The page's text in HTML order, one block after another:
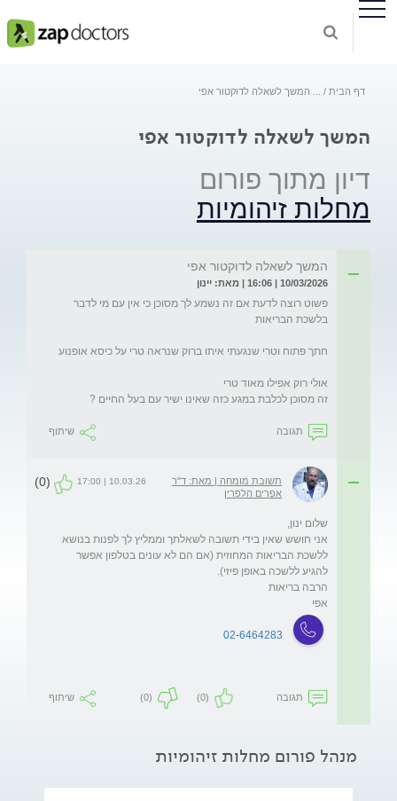
דף הבית המשך לשאלה לדוקטור אפי
המשך לשאלה לדוקטור אפי
דיון מתוך פורום
מחלות זיהומיות
המשך לשאלה לדוקטור אפי
10/03/2026 | 16:06 | מאת: יינון
פשוט רוצה לדעת אם זה נשמע לך מסוכן כי אין עם מי לדבר
זה מסוכן לכלבת במגע כזה שאינו ישיר עם בעל החיים ?
תגובה שיתוף
תשובת מומחה | מאת: ד"ר
אפרים הלפרין
10.03.26 | 17:00
(0)
אני חושש שאין בידי תשובה לשאלתך וממליץ לך לפנות בנושא
ללשכת הבריאות המחוזית (אם הם לא עונים בטלפון אפשר
אפי
02-6464283
תגובה (0)
(0) שיתוף
מנהל פורום מחלות זיהומיות